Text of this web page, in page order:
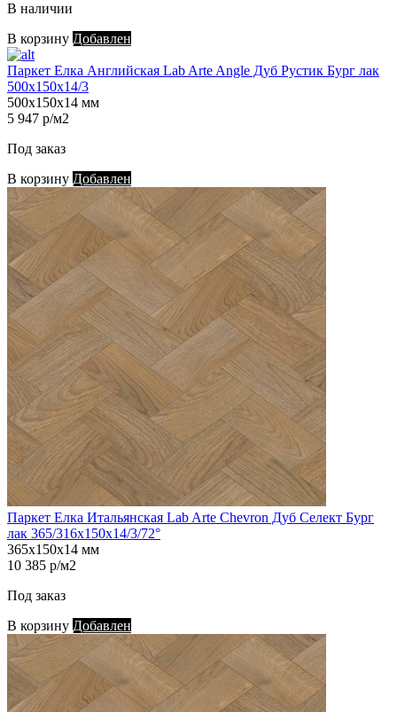
В наличии
В корзину Добавлен
Паркет Елка Английская Lab Arte Angle Дуб Рустик Бург лак
500х150х14/3
500х150х14 мм
5 947 р/м2
Под заказ
В корзину Добавлен
Паркет Елка Итальянская Lab Arte Chevron Дуб Селект Бург
лак 365/316х150х14/3/72°
365х150х14 мм
10 385 р/м2
Под заказ
В корзину Добавлен